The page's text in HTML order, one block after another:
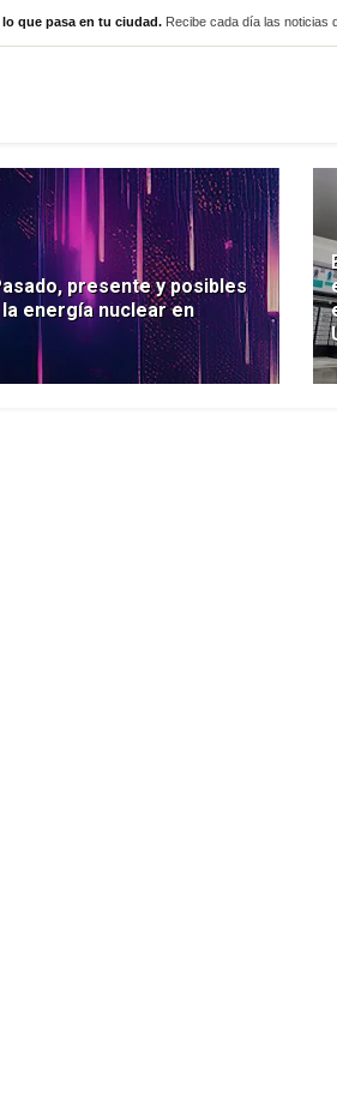
que pasa en tu ciudad. Recibe cada día las noticias
presente y posibles
energía nuclear en